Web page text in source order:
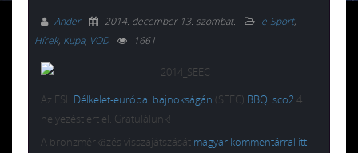
Ander 2014. december 13. szombat. e-Sport,
Hírek, Kupa, VOD 1661
Az ESL Délkelet-európai bajnokságán (SEEC) BBQ. sco24.
helyezést ért el. Gratulálunk!
A bronzmérkőzés visszajátszását magyar kommentárral itt